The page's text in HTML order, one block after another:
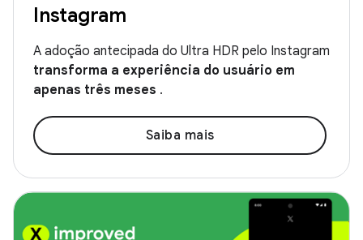
Instagram
A adoção antecipada do Ultra HDR pelo Instagram
transforma a experiência do usuário em
apenas três meses .
Saiba mais